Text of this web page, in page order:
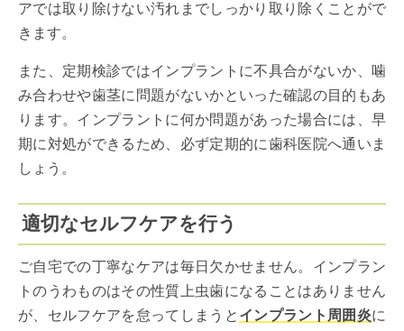
アでは取り除けない汚れまでしっかり取り除くことがで
きます。
また、定期検診ではインプラントに不具合がないか、噛
み合わせや歯茎に問題がないかといった確認の目的もあ
ります。インプラントに何か問題があった場合には、早
期に対処ができるため、必ず定期的に歯科医院へ通いま
しょう。
適切なセルフケアを行う
ご自宅での丁寧なケアは毎日欠かせません。インプラン
トのうわものはその性質上虫歯になることはありません
が、セルフケアを怠ってしまうと インプラント周囲炎に